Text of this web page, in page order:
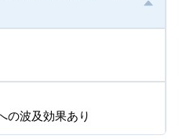
の波及効果あり